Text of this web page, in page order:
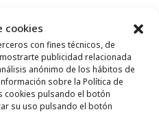
cookies
con fines técnicos, de
publicidad relacionada
anónimo de los hábitos de
sobre la Política de
cookies pulsando el botón
su uso pulsando el botón